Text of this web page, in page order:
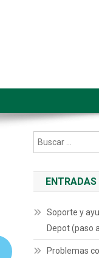
ENTRADAS
Soporte y
Depot (paso
Problemas